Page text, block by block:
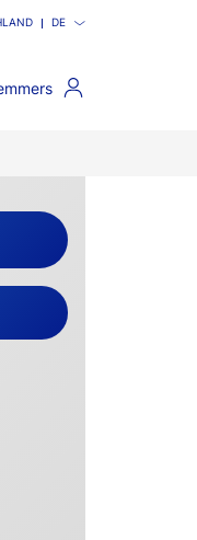
DE